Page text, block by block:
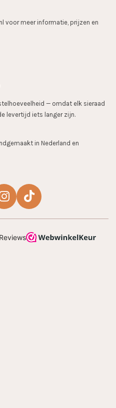
voor meer informatie, prijzen en
— omdat elk sieraad
levertijd iets langer zijn.
in Nederland en
I
t
T
T